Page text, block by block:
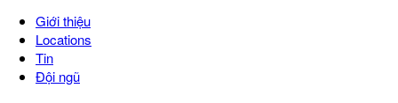
Giới thiệu
Locations
Tin
Đội ngũ